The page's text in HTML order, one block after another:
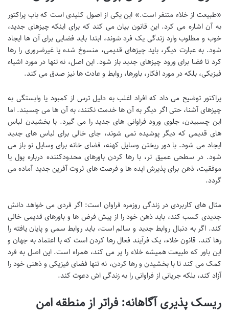
«طبیعت از خلاء متنفر است.» این یکی از اصول کلیدی است که باب پراکتور
به آن اشاره می کرد. این قانون بیان می کند که برای اینکه چیزهای جدید،
خوب و مطلوب وارد زندگی یک فرد شوند، ابتدا باید فضایی برای آن ها ایجاد
شود. به عبارت دیگر، باید چیزهای قدیمی، منسوخ شده یا غیرضروری را رها
کرد تا فضا برای ورود چیزهای جدید باز شود. این اصل، نه تنها در مورد اشیاء
فیزیکی، بلکه در مورد افکار، باورها، روابط و عادت ها نیز صدق می کند.
پراکتور توضیح می داد که افراد اغلب به دلیل ترس از کمبود یا وابستگی به
چیزهای آشنا، حتی اگر دیگر به آن ها خدمت نکنند، به آن ها می چسبند. اما
این چسبیدن، جلوی ورود فراوانی های جدید را می گیرد. با بخشیدن لباس
های قدیمی که دیگر پوشیده نمی شوند، جای خالی برای لباس های جدید
ایجاد می شود. با دور ریختن وسایل کهنه، فضای خانه برای وسایل نو باز می
شود. در سطحی عمیق تر، با رها کردن باورهای محدودکننده درباره پول یا
موفقیت، ذهن برای پذیرش ایده ها و فرصت های ثروت آفرین جدید آماده می
گردد.
مثال های کاربردی در زندگی روزمره فراوان است: اگر فردی می خواهد دانش
جدیدی کسب کند، باید ذهن خود را از پیش فرض ها و باورهای قدیمی خالی
کند. اگر به دنبال روابط جدید و سالم است، باید روابط سمی و پایان یافته را
رها کند. قانون خلاء، یک فرآیند فعال رها کردن است که با اعتماد به جهان و
این باور که طبیعت همیشه خلاء را پر می کند، همراه است. این اصل به فرد
کمک می کند تا با بخشیدن و رها کردن، نه تنها فضای فیزیکی و ذهنی خود را
آزاد کند، بلکه جریانی از فراوانی را به زندگی اش دعوت کند.
ریسک پذیری آگاهانه: فراتر از منطقه امن